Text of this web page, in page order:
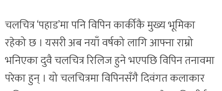
चलचित्र ‘पहाड’मा पनि विपिन कार्कीकै मुख्य भूमिका
रहेको छ । यसरी अब नयाँ वर्षको लागि आफ्ना राम्रो
भनिएका दुवै चलचित्र रिलिज हुने भएपछि विपिन तनावमा
परेका हुन् । यो चलचित्रमा विपिनसँगै दिवंगत कलाकार